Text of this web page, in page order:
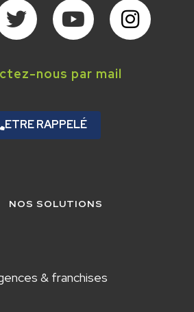
nous par mail
ETRE RAPPELÉ
NOS SOLUTIONS
& franchises